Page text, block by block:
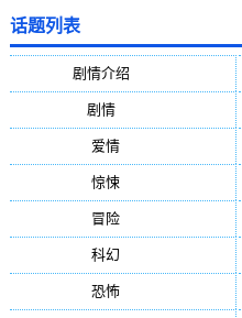
话题列表
剧情介绍
剧情
爱情(887)
惊悚(648)
冒险(377)
科幻
恐怖(236)